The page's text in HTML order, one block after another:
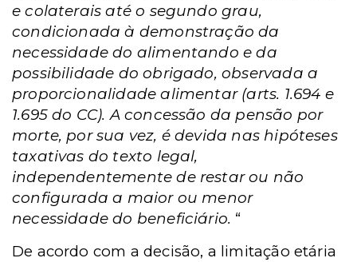
e colaterais até o segundo grau,
condicionada à demonstração da
necessidade do alimentando e da
possibilidade do obrigado, observada a
proporcionalidade alimentar (arts. 1.694 e
1.695 do CC). A concessão da pensão por
morte, por sua vez, é devida nas hipóteses
taxativas do texto legal,
independentemente de restar ou não
configurada a maior ou menor
necessidade do beneficiário. “
De acordo com a decisão, a limitação etária